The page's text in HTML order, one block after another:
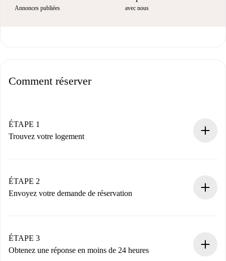
Annonces publiées avec nous
Comment réserver
ÉTAPE 1
Trouvez votre logement
Vous disposez à l’avance de toutes les informations
nécessaires.
ÉTAPE 2
Envoyez votre demande de réservation
Nous ne vous facturerons rien tant que le propriétaire
n’aura pas accepté.
ÉTAPE 3
Obtenez une réponse en moins de 24 heures